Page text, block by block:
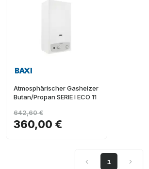
Atmosphärischer Gasheizer
Butan/Propan SERIE I ECO 11
360,00 €
642,60 €
1